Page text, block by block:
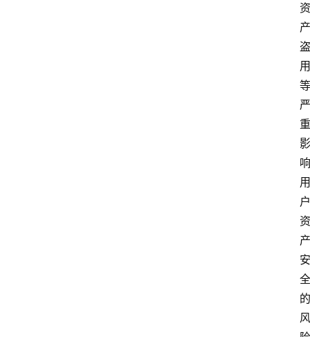
资
产
盗
用
等
严
重
影
响
用
户
资
产
安
全
的
风